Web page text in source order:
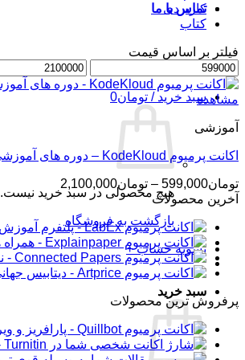
تماس با ما
ورود / عضویت
سبد خرید / تومان0
هیچ محصولی در سبد خرید نیست.
بازگشت به فروشگاه
تسویه حساب +
سبد خرید
کاربردی
کتاب
فیلتر بر اساس قیمت
حداقل
قیمت
حداکثر
قیمت
مشاهده
آموزشی
اکانت پرمیوم KodeKloud – دوره های آموزشی DevOps
تومان599,000
– تومان2,100,000
قیمت:
تا
تومان2,100,000
آخرین محصولات
پرفروش ترین محصولات